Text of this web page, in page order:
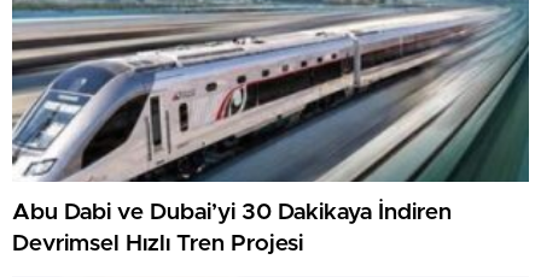
Abu Dabi ve Dubai’yi 30 Dakikaya İndiren
Devrimsel Hızlı Tren Projesi